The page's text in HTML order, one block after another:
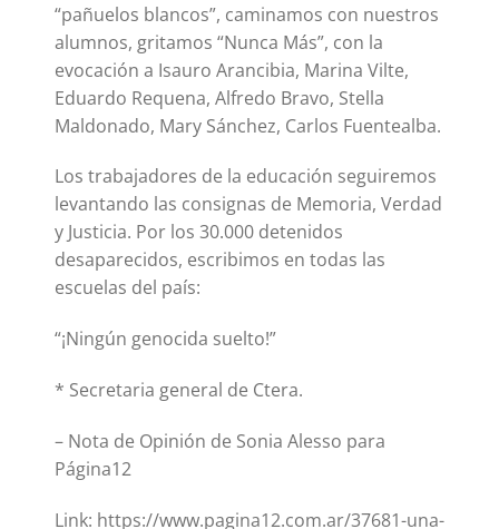
“pañuelos blancos”, caminamos con nuestros
alumnos, gritamos “Nunca Más”, con la
evocación a Isauro Arancibia, Marina Vilte,
Eduardo Requena, Alfredo Bravo, Stella
Maldonado, Mary Sánchez, Carlos Fuentealba.
Los trabajadores de la educación seguiremos
levantando las consignas de Memoria, Verdad
y Justicia. Por los 30.000 detenidos
desaparecidos, escribimos en todas las
escuelas del país:
“¡Ningún genocida suelto!”
* Secretaria general de Ctera.
– Nota de Opinión de Sonia Alesso para
Página12
Link: https://www.pagina12.com.ar/37681-una-